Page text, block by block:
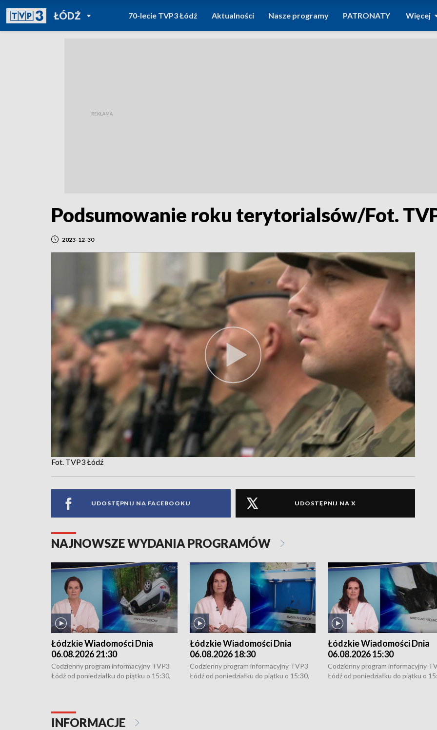
ŁÓDŹPOWRÓT DO
TVP REGIONY
70-lecie TVP3 Łódź Aktualności Nasze programy PATRONATY Więcej
Podsumowanie roku terytorialsów/Fot.
2023-12-30
Fot. TVP3 Łódź
UDOSTĘPNIJ NA FACEBOOKU UDOSTĘPNIJ NA X
NAJNOWSZE WYDANIA PROGRAMÓW
Łódzkie Wiadomości Dnia
06.08.2026 21:30
Codzienny program informacyjny TVP3
Łódź od poniedziałku do piątku o 15:30,
Łódzkie Wiadomości Dnia
06.08.2026 18:30
Codzienny program informacyjny TVP3
Łódź od poniedziałku do piątku o 15:30,
Łódzkie Wiadomości Dnia
06.08.2026 15:30
Codzienny program informacyjny
Łódź od poniedziałku do piątku o
INFORMACJE